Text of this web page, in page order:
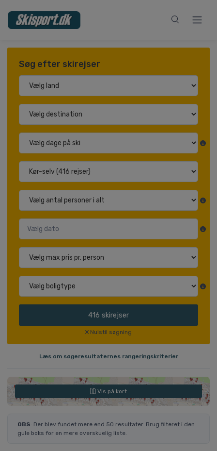
Søg efter skirejser
416 skirejser
Nulstil søgning
Læs om søgeresultaternes rangeringskriterier
Vis på kort
OBS: Der blev fundet mere end 50 resultater. Brug filteret i den
gule boks for en mere overskuelig liste.